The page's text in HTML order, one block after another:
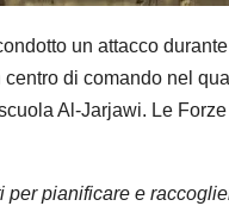
un attacco
di comando nel
Al-Jarjawi. Le
per pianificare e